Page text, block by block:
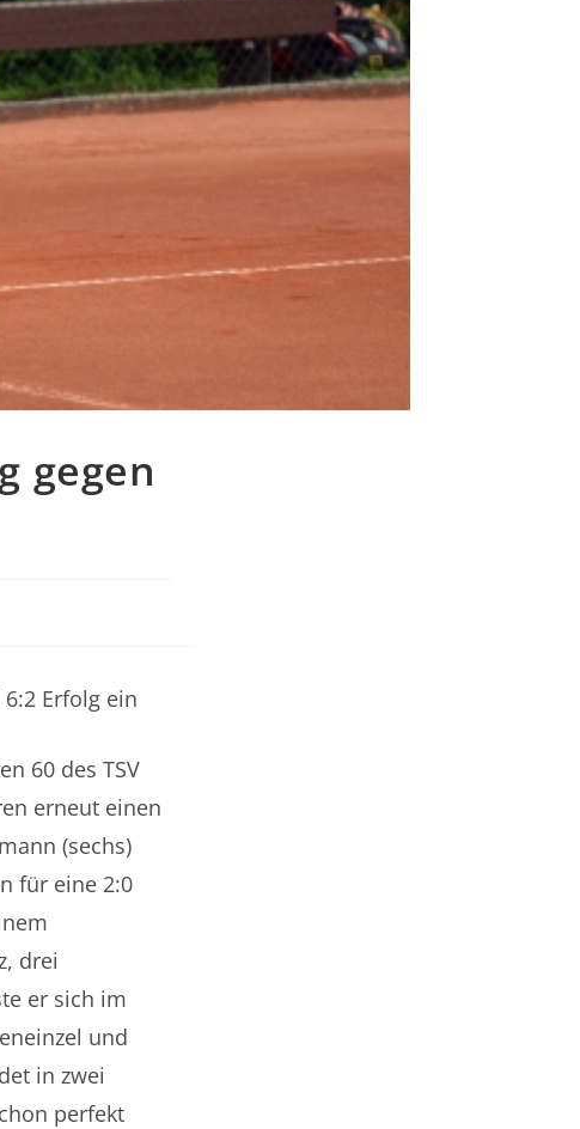
gegen
Erfolg ein
60 des TSV
erneut einen
(sechs)
für eine 2:0
drei
er sich im
und
in zwei
perfekt